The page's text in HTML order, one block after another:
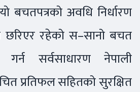
बचतपत्रको अवधि निर्धारण
छरिएर रहेको स–सानो बचत
सर्वसाधारण नेपाली
प्रतिफल सहितको सुरक्षित